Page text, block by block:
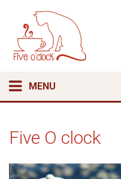
MENU
Five O clock